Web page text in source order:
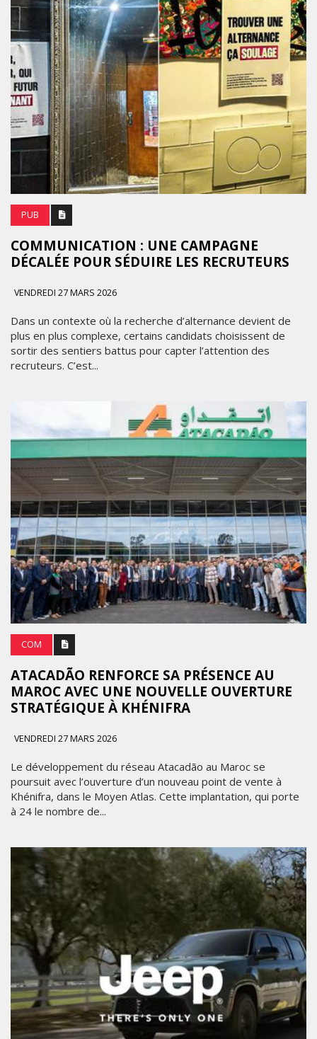
PUB
COMMUNICATION : UNE CAMPAGNE
DÉCALÉE POUR SÉDUIRE LES RECRUTEURS
VENDREDI 27 MARS 2026
Dans un contexte où la recherche d’alternance devient de
plus en plus complexe, certains candidats choisissent de
sortir des sentiers battus pour capter l’attention des
recruteurs. C’est...
COM
ATACADÃO RENFORCE SA PRÉSENCE AU
MAROC AVEC UNE NOUVELLE OUVERTURE
STRATÉGIQUE À KHÉNIFRA
VENDREDI 27 MARS 2026
Le développement du réseau Atacadão au Maroc se
poursuit avec l’ouverture d’un nouveau point de vente à
Khénifra, dans le Moyen Atlas. Cette implantation, qui porte
à 24 le nombre de...